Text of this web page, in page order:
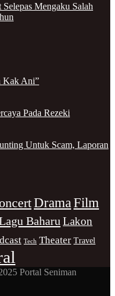
Mengaku Salah
Kak Ani”
Pada Rezeki
Untuk Scam, Laporan
Drama Film
Baharu Lakon
Tech Theater Travel
Portal Seniman